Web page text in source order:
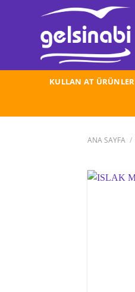
KULLAN AT ÜRÜNLER
ANA SAYFA /